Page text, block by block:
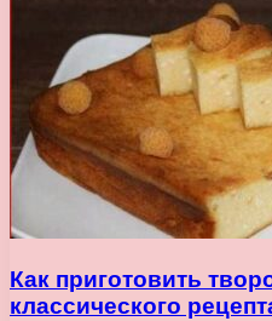
Как приготовить
классического